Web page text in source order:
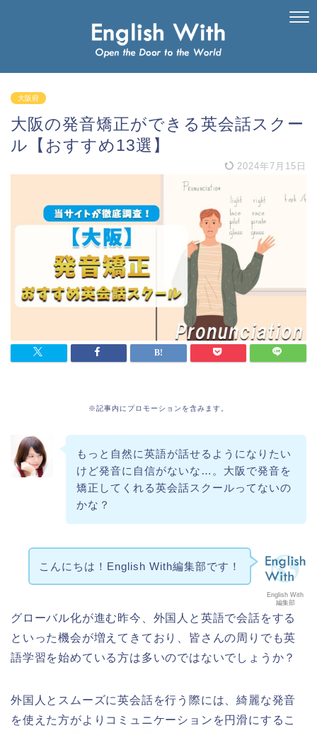
大阪府
大阪の発音矯正ができる英会話スクー
ル【おすすめ13選】
2024年7月15日
※記事内にプロモーションを含みます。
もっと自然に英語が話せるようになりたい
けど発音に自信がないな…。大阪で発音を
矯正してくれる英会話スクールってないの
かな？
English With
編集部
こんにちは！English With編集部です！
グローバル化が進む昨今、外国人と英語で会話をする
といった機会が増えてきており、皆さんの周りでも英
語学習を始めている方は多いのではないでしょうか？
外国人とスムーズに英会話を行う際には、綺麗な発音
を使えた方がよりコミュニケーションを円滑にするこ